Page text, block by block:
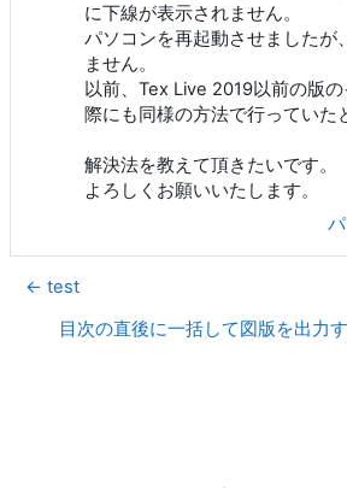
に下線が表示されません。
パソコンを再起動させましたが
ません。
以前、Tex Live 2019以前の版
際にも同様の方法で行っていた
解決法を教えて頂きたいです。
よろしくお願いいたします。
← test
目次の直後に一括して図版を出力